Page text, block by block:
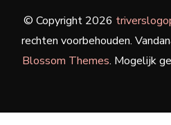
© Copyright 2026
rechten voorbehouden.
Blossom Themes. Mogelijk